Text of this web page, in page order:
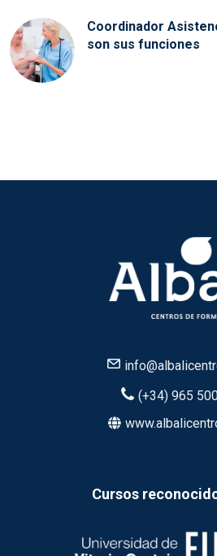
Coordinador
son sus funciones
(+34) 965
Cursos